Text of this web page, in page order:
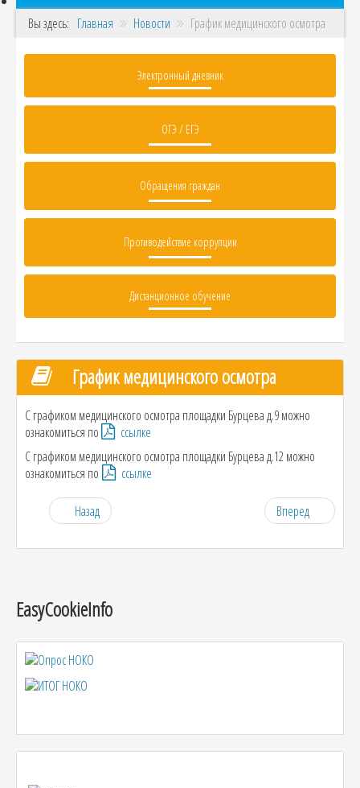
Вы здесь: Главная Новости График медицинского осмотра
Электронный дневник
ОГЭ / ЕГЭ
Обращения граждан
Противодействие коррупции
Дистанционное обучение
График медицинского осмотра
С графиком медицинского осмотра площадки Бурцева д.9 можно
ознакомиться по
ссылке
С графиком медицинского осмотра площадки Бурцева д.12 можно
ознакомиться по
ссылке
Назад Вперед
EasyCookieInfo